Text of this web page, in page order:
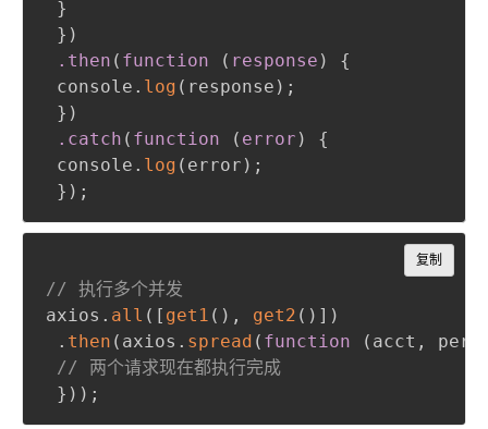
}
} )
.then ( function ( response )
{
console. log ( response ) ;
} )
.catch ( function ( error )
{
console. log ( error ) ;
} ) ;
// 执行多个并发
axios . all ( [ get1 ( ) , get2 ( ) ] )
. then ( axios . spread ( function ( acct ,
// 两个请求现在都执行完成
} ) ) ;
复制
Copy